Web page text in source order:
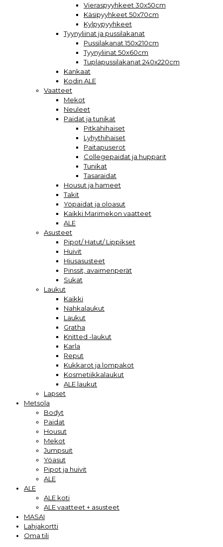
Vieraspyyhkeet 30x50cm
Käsipyyhkeet 50x70cm
Kylpypyyhkeet
Tyynyliinat ja pussilakanat
Pussilakanat 150x210cm
Tyynyliinat 50x60cm
Tuplapussilakanat 240x220cm
Kankaat
Kodin ALE
Vaatteet
Mekot
Neuleet
Paidat ja tunikat
Pitkähihaiset
Lyhythihaiset
Paitapuserot
Collegepaidat ja hupparit
Tunikat
Tasaraidat
Housut ja hameet
Takit
Yöpaidat ja oloasut
Kaikki Marimekon vaatteet
ALE
Asusteet
Pipot/ Hatut/ Lippikset
Huivit
Hiusasusteet
Pinssit, avaimenperät
Sukat
Laukut
Kaikki
Nahkalaukut
Laukut
Gratha
Knitted -laukut
Karla
Reput
Kukkarot ja lompakot
Kosmetiikkalaukut
ALE laukut
Lapset
Metsola
Bodyt
Paidat
Housut
Mekot
Jumpsuit
Yöasut
Pipot ja huivit
ALE
ALE
ALE koti
ALE vaatteet + asusteet
MASAI
Lahjakortti
Oma tili